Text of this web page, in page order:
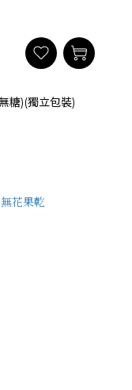
糖)(獨立包裝)